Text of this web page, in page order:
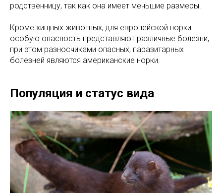
родственницу, так как она имеет меньшие размеры.
Кроме хищных животных, для европейской норки
особую опасность представляют различные болезни,
при этом разносчиками опасных, паразитарных
болезней являются американские норки.
Популяция и статус вида